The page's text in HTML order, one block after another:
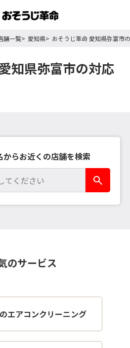
舗一覧 愛知県 おそうじ革命 愛知県弥富市
知県弥富市の対応
からお近くの店舗を検索
のサービス
エアコンクリーニング